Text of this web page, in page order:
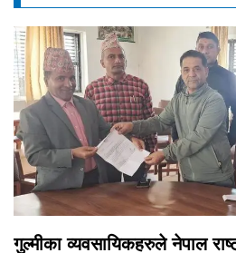
गुल्मीका व्यवसायिकहरुले नेपाल